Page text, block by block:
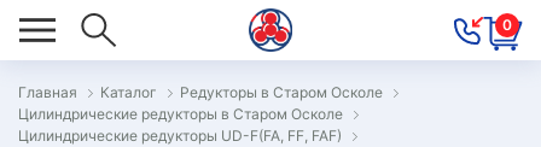
0
Главная Каталог
Редукторы в Старом Осколе
Цилиндрические редукторы в Старом Осколе
Цилиндрические редукторы UD-F(FA, FF, FAF)